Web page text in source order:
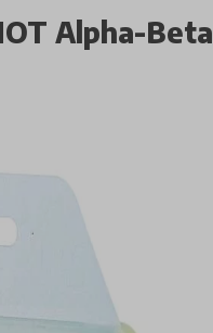
Alpha-Beta